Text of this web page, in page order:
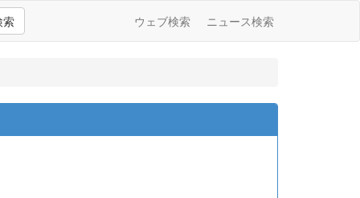
索 ウェブ検索 ニュース検索